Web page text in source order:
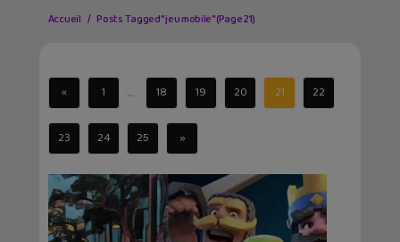
Accueil Posts Tagged "jeu mobile"(Page 21)
« 1 ... 18 19 20 21 22
23 24 25 »